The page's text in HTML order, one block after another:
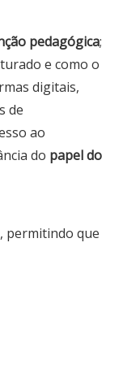
pedagógica;
e como o
digitais,
de
ao
do papel do
permitindo que